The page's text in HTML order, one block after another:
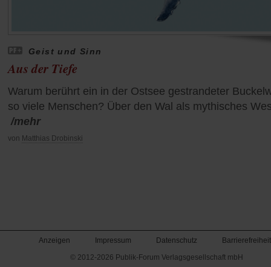
Geist und Sinn
Aus der Tiefe
Warum berührt ein in der Ostsee gestrandeter
so viele Menschen? Über den Wal als mythisches
/mehr
von Matthias Drobinski
Anzeigen Impressum Datenschutz
Barrierefreiheit
© 2012-2026 Publik-Forum Verlagsgesellschaft mbH